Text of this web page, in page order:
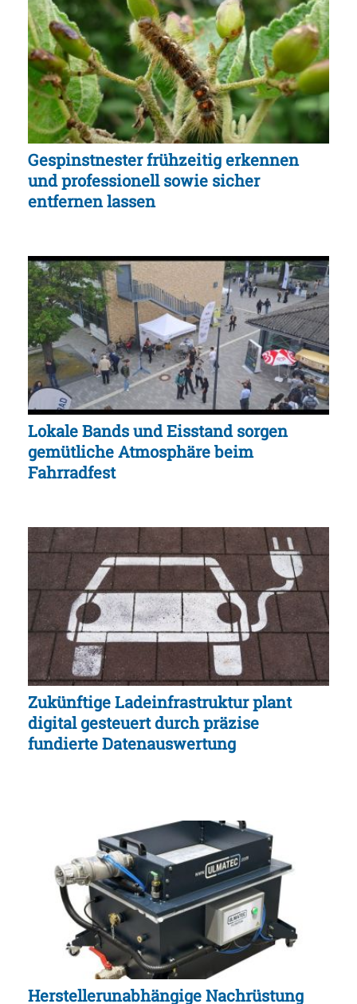
Gespinstnester frühzeitig erkennen
und professionell sowie sicher
entfernen lassen
Lokale Bands und Eisstand sorgen
gemütliche Atmosphäre beim
Fahrradfest
Zukünftige Ladeinfrastruktur plant
digital gesteuert durch präzise
fundierte Datenauswertung
Herstellerunabhängige Nachrüstung